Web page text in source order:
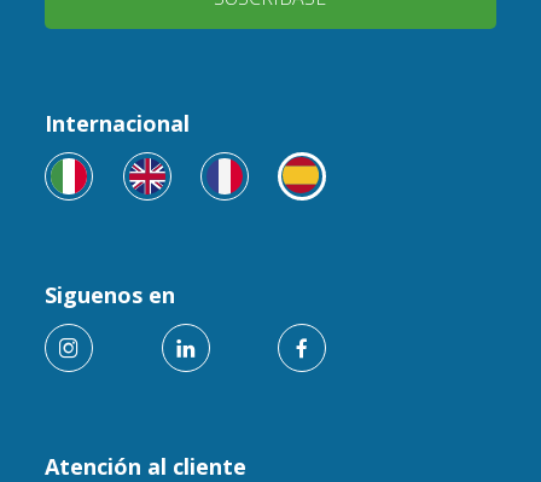
Atención al cliente
Internacional
Siguenos en